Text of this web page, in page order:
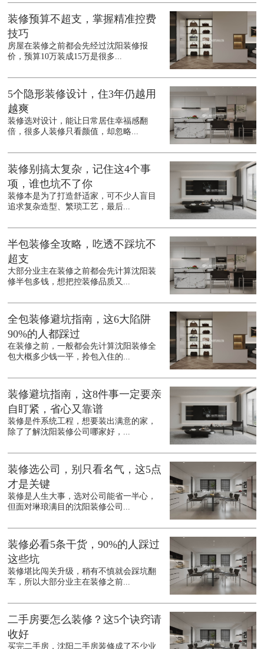
装修预算不超支，掌握精准控费
技巧
房屋在装修之前都会先经过沈阳装修报
价，预算10万装成15万是很多...
5个隐形装修设计，住3年仍越用
越爽
装修选对设计，能让日常居住幸福感翻
倍，很多人装修只看颜值，却忽略...
装修别搞太复杂，记住这4个事
项，谁也坑不了你
装修本是为了打造舒适家，可不少人盲目
追求复杂造型、繁琐工艺，最后...
半包装修全攻略，吃透不踩坑不
超支
大部分业主在装修之前都会先计算沈阳装
修半包多钱，想把控装修品质又...
全包装修避坑指南，这6大陷阱
90%的人都踩过
在装修之前，一般都会先计算沈阳装修全
包大概多少钱一平，拎包入住的...
装修避坑指南，这8件事一定要亲
自盯紧，省心又靠谱
装修是件系统工程，想要装出满意的家，
除了了解沈阳装修公司哪家好，...
装修选公司，别只看名气，这5点
才是关键
装修是人生大事，选对公司能省一半心，
但面对琳琅满目的沈阳装修公司...
装修必看5条干货，90%的人踩过
这些坑
装修堪比闯关升级，稍有不慎就会踩坑翻
车，所以大部分业主在装修之前...
二手房要怎么装修？这5个诀窍请
收好
买完二手房，沈阳二手房装修成了不少业